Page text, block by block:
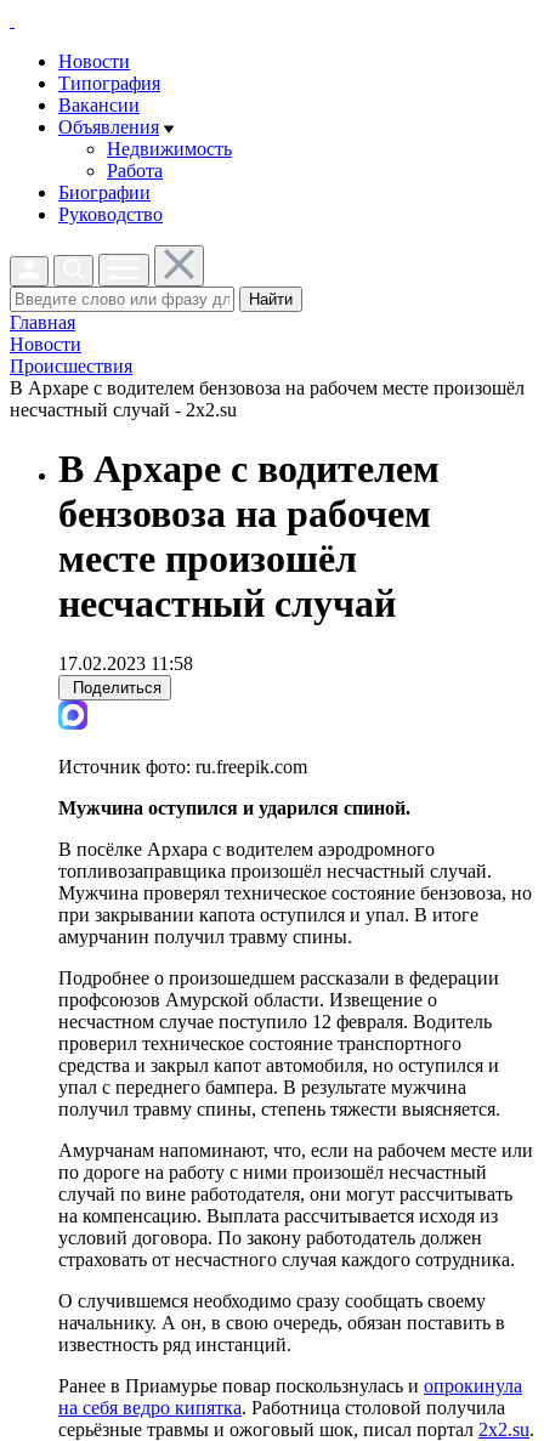
Новости
Типография
Вакансии
Объявления
Недвижимость
Работа
Биографии
Руководство
Найти
Главная
Новости
Проиcшествия
В Архаре с водителем бензовоза на рабочем месте произошёл
несчастный случай - 2x2.su
В Архаре с водителем
бензовоза на рабочем
месте произошёл
несчастный случай
17.02.2023 11:58
Поделиться
Источник фото: ru.freepik.com
Мужчина оступился и ударился спиной.
В посёлке Архара с водителем аэродромного
топливозаправщика произошёл несчастный случай.
Мужчина проверял техническое состояние бензовоза, но
при закрывании капота оступился и упал. В итоге
амурчанин получил травму спины.
Подробнее о произошедшем рассказали в федерации
профсоюзов Амурской области. Извещение о
несчастном случае поступило 12 февраля. Водитель
проверил техническое состояние транспортного
средства и закрыл капот автомобиля, но оступился и
упал с переднего бампера. В результате мужчина
получил травму спины, степень тяжести выясняется.
Амурчанам напоминают, что, если на рабочем месте или
по дороге на работу с ними произошёл несчастный
случай по вине работодателя, они могут рассчитывать
на компенсацию. Выплата рассчитывается исходя из
условий договора. По закону работодатель должен
страховать от несчастного случая каждого сотрудника.
О случившемся необходимо сразу сообщать своему
начальнику. А он, в свою очередь, обязан поставить в
известность ряд инстанций.
Ранее в Приамурье повар поскользнулась и опрокинула
на себя ведро кипятка. Работница столовой получила
серьёзные травмы и ожоговый шок, писал портал 2x2.su.